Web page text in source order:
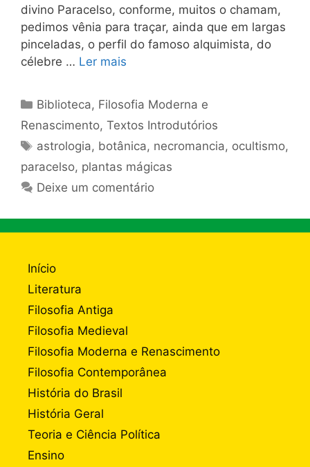
divino Paracelso, conforme, muitos o chamam,
pedimos vênia para traçar, ainda que em largas
pinceladas, o perfil do famoso alquimista, do
célebre … Ler mais
Categorias
Biblioteca, Filosofia Moderna e
Renascimento, Textos Introdutórios
Tags
astrologia, botânica, necromancia, ocultismo,
paracelso, plantas mágicas
Deixe um comentário
Início
Literatura
Filosofia Antiga
Filosofia Medieval
Filosofia Moderna e Renascimento
Filosofia Contemporânea
História do Brasil
História Geral
Teoria e Ciência Política
Ensino